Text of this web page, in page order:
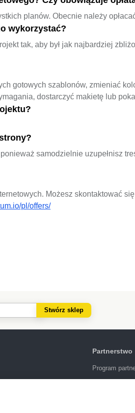
planów. Obecnie należy
wykorzystać?
tak, aby był jak najbardziej
gotowych szablonów, zmieniać
dostarczyć makietę lub
samodzielnie uzupełnisz
Możesz skontaktować
pl/offers/
Stwórz sklep
Partnerstwo
Program